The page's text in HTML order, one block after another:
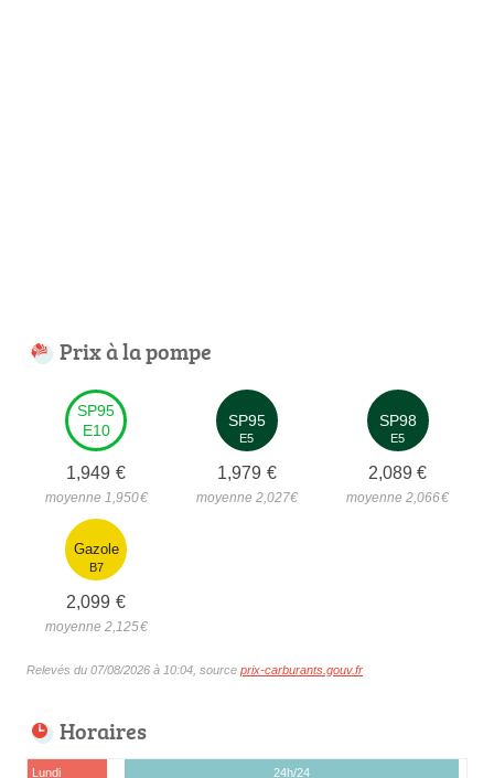
Prix à la pompe
SP95
E10
1,949 €
moyenne 1,950€
SP95
E5
1,979 €
moyenne 2,027€
SP98
E5
2,089 €
moyenne 2,066€
Gazole
B7
2,099 €
moyenne 2,125€
Relevés du 07/08/2026 à 10:04, source prix-carburants.gouv.fr
Horaires
Lundi 24h/24